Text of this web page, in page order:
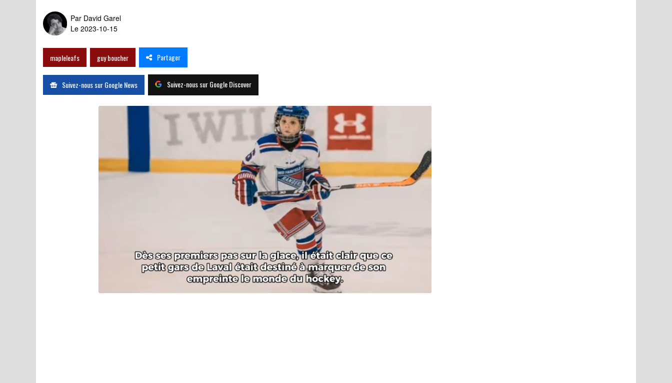
Par David Garel
Le 2023-10-15
mapleleafs guy boucher Partager
Suivez-nous sur Google News Suivez-nous sur Google Discover